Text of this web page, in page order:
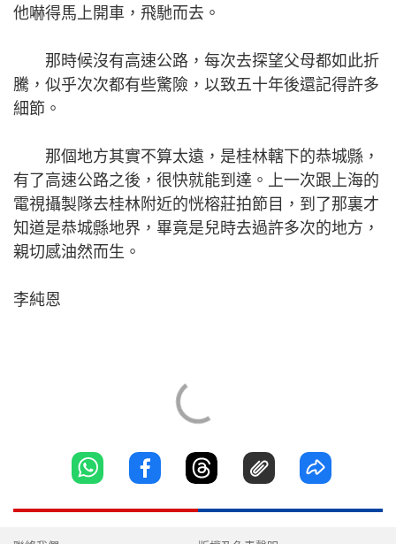
他嚇得馬上開車，飛馳而去。
那時候沒有高速公路，每次去探望父母都如此折
騰，似乎次次都有些驚險，以致五十年後還記得許多
細節。
那個地方其實不算太遠，是桂林轄下的恭城縣，
有了高速公路之後，很快就能到達。上一次跟上海的
電視攝製隊去桂林附近的恍榕莊拍節目，到了那裏才
知道是恭城縣地界，畢竟是兒時去過許多次的地方，
親切感油然而生。
李純恩